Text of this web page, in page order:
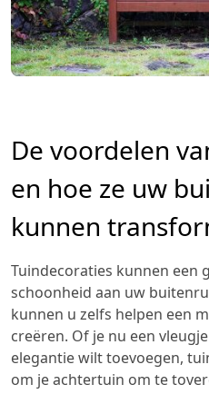
De voordelen
en hoe ze uw
kunnen
Tuindecoraties kunnen een
schoonheid aan uw
kunnen u zelfs helpen een
creëren. Of je nu een
elegantie wilt toevoegen,
om je achtertuin om te